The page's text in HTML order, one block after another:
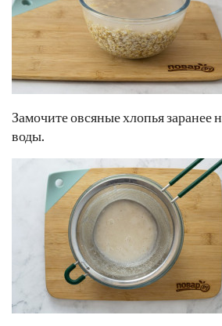
Замочите овсяные хлопья заранее
воды.